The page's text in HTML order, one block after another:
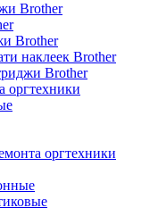
Brother
Brother
наклеек Brother
Brother
оргтехники
оргтехники